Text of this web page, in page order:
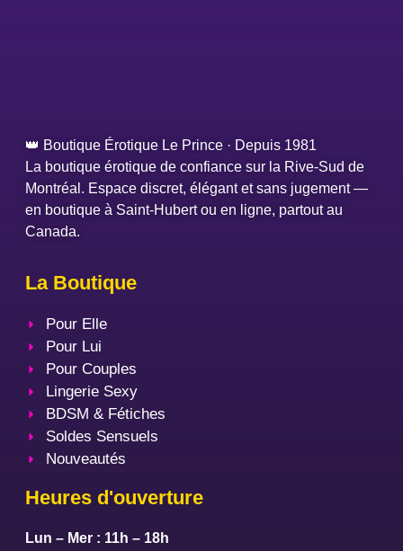
👑 Boutique Érotique Le Prince · Depuis 1981
La boutique érotique de confiance sur la Rive-Sud de
Montréal. Espace discret, élégant et sans jugement —
en boutique à Saint-Hubert ou en ligne, partout au
Canada.
La Boutique
Pour Elle
Pour Lui
Pour Couples
Lingerie Sexy
BDSM & Fétiches
Soldes Sensuels
Nouveautés
Heures d'ouverture
Lun – Mer : 11h – 18h